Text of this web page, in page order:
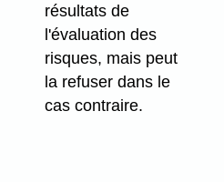
résultats de
l'évaluation des
risques, mais peut
la refuser dans le
cas contraire.